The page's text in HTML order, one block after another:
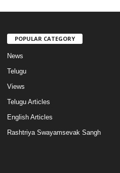
POPULAR CATEGORY
News
Telugu
Views
Telugu Articles
English Articles
Rashtriya Swayamsevak Sangh